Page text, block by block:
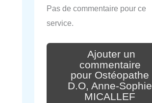
Pas de commentaire pour ce
service.
Ajouter un
commentaire
pour Ostéopathe
D.O, Anne-Sophie
MICALLEF